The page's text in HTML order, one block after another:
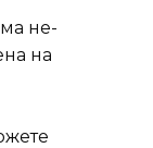
не-
на